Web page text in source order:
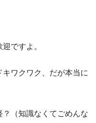
ですよ。
ワクワク、だが本当に
（知識なくてごめんな